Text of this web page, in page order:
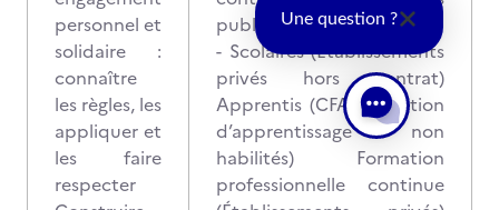
personnel et
solidaire :
connaître
les règles, les
appliquer et
les faire
respecter
publics) :CCF
- Scolaires (Établissements
privés hors contrat)
Apprentis (CFA et section
d’apprentissage non
habilités) Formation
professionnelle continue
Une question ?